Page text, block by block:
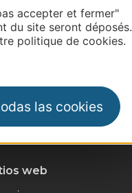
accepter et fermer"
du site seront déposés.
politique de cookies.
las cookies
web